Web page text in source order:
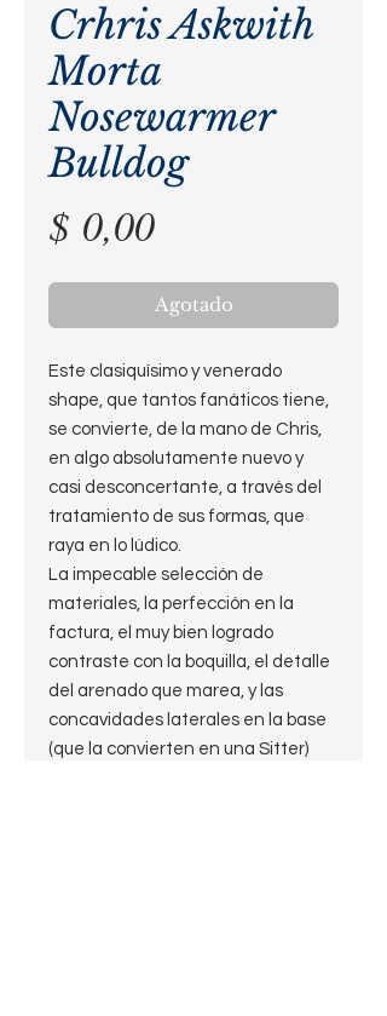
Crhris Askwith
Morta
Nosewarmer
Bulldog
$ 0,00Precio
Agotado
Este clasiquísimo y venerado
shape, que tantos fanáticos tiene,
se convierte, de la mano de Chris,
en algo absolutamente nuevo y
casi desconcertante, a través del
tratamiento de sus formas, que
raya en lo lúdico.
La impecable selección de
materiales, la perfección en la
factura, el muy bien logrado
contraste con la boquilla, el detalle
del arenado que marea, y las
concavidades laterales en la base
(que la convierten en una Sitter)